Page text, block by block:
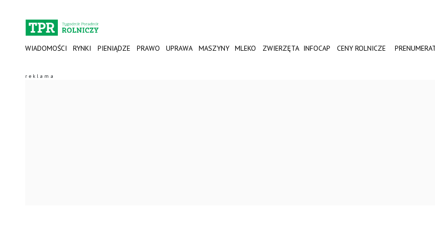
WIADOMOŚCI RYNKI PIENIĄDZE PRAWO UPRAWA MASZYNY MLEKO ZWIERZĘTA INFOCAP CENY ROLNICZE